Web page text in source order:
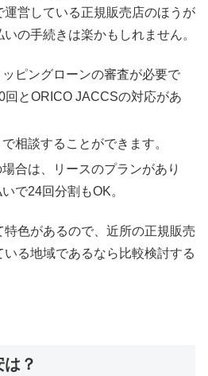
営している正規販売店のほうが
の手続きは楽かもしれません。
ピングローンの審査が必要で
回とORICO JACCSの対応があ
相談することができます。
合は、リースのプランがあり
で24回分割もOK。
色があるので、近所の正規販売
る地域であるなら比較検討する
？